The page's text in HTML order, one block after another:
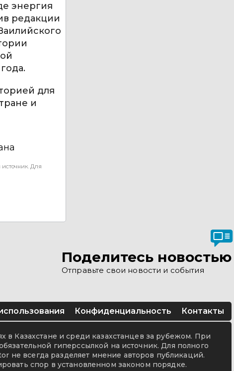
энергия
редакции
для
и
Для
Поделитесь новостью
Отправьте свои новости и события
Конфиденциальность Контакты
Казахстане и среди казахстанцев за рубежом. При
гиперссылкой на источник. Для полного
не всегда разделяет мнение авторов публикаций.
спор в установленном законом порядке.